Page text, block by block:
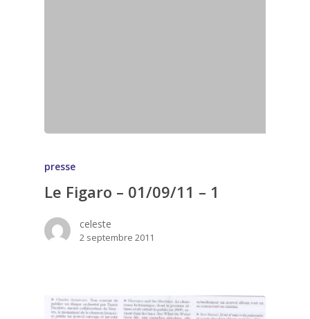
presse
Le Figaro – 01/09/11 – 1
celeste
2 septembre 2011